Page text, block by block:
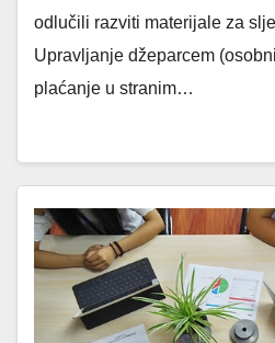
odlučili razviti materijale za
Upravljanje džeparcem
plaćanje u stranim…